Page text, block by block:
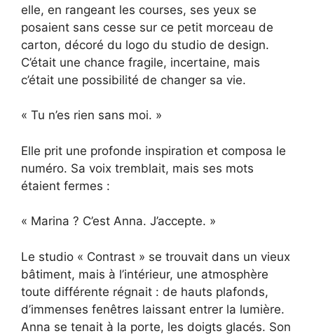
elle, en rangeant les courses, ses yeux se
posaient sans cesse sur ce petit morceau de
carton, décoré du logo du studio de design.
C’était une chance fragile, incertaine, mais
c’était une possibilité de changer sa vie.
« Tu n’es rien sans moi. »
Elle prit une profonde inspiration et composa le
numéro. Sa voix tremblait, mais ses mots
étaient fermes :
« Marina ? C’est Anna. J’accepte. »
Le studio « Contrast » se trouvait dans un vieux
bâtiment, mais à l’intérieur, une atmosphère
toute différente régnait : de hauts plafonds,
d’immenses fenêtres laissant entrer la lumière.
Anna se tenait à la porte, les doigts glacés. Son